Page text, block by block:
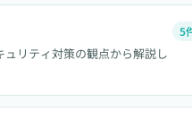
リティ対策の観点から解説し
5